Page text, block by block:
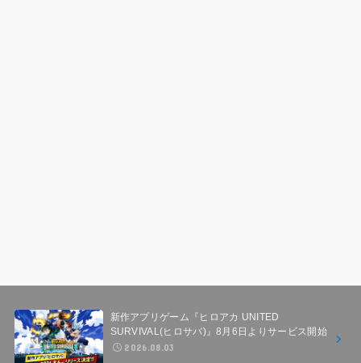
新作アプリゲーム『ヒロアカ UNITED
SURVIVAL(ヒロサバ)』8月6日よりサービス開始
2026.08.03